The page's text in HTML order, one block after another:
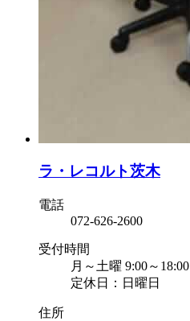
ラ・レコルト茨木
電話
072-626-2600
受付時間
月～土曜 9:00～18:00
定休日：日曜日
住所